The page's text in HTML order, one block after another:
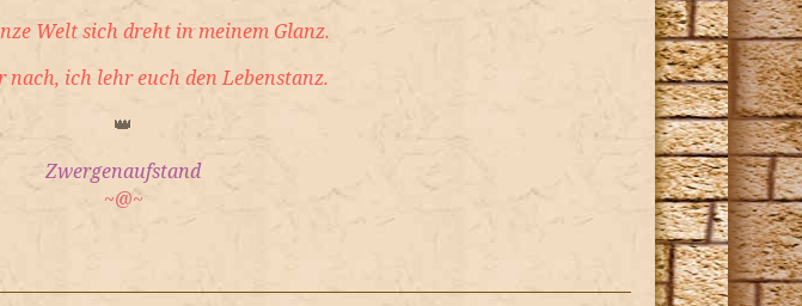
Welt sich dreht in meinem Glanz.
nach, ich lehr euch den Lebenstanz.
👑
Zwergenaufstand
~@~